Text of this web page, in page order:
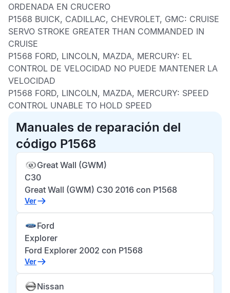
ORDENADA EN CRUCERO
P1568 BUICK, CADILLAC, CHEVROLET, GMC: CRUISE
SERVO STROKE GREATER THAN COMMANDED IN
CRUISE
P1568 FORD, LINCOLN, MAZDA, MERCURY: EL
CONTROL DE VELOCIDAD NO PUEDE MANTENER LA
VELOCIDAD
P1568 FORD, LINCOLN, MAZDA, MERCURY: SPEED
CONTROL UNABLE TO HOLD SPEED
Manuales de reparación del
código P1568
Great Wall (GWM)
C30
Great Wall (GWM) C30 2016 con P1568
Ver
Ford
Explorer
Ford Explorer 2002 con P1568
Ver
Nissan